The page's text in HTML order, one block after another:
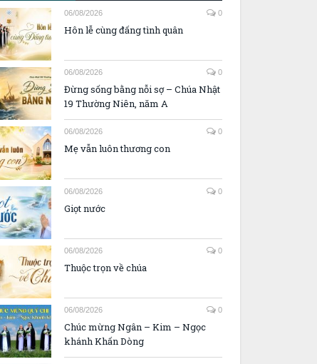
06/08/2026 0
Hôn lễ cùng đấng tình quân
06/08/2026 0
Đừng sống bằng nỗi sợ – Chúa Nhật
19 Thường Niên, năm A
06/08/2026 0
Mẹ vẫn luôn thương con
06/08/2026 0
Giọt nước
06/08/2026 0
Thuộc trọn về chúa
06/08/2026 0
Chúc mừng Ngân – Kim – Ngọc
khánh Khấn Dòng